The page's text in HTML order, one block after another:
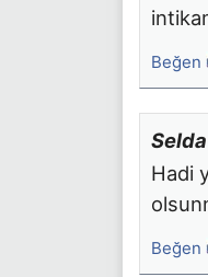
Beğen
Selda
Hadi
Beğen